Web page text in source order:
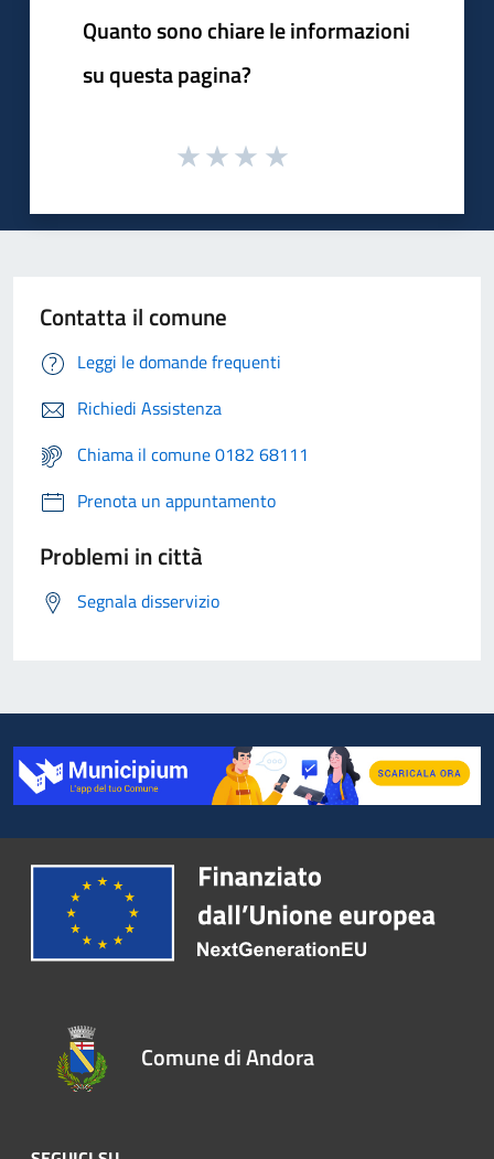
Quanto sono chiare le informazioni
su questa pagina?
Contatta il comune
Leggi le domande frequenti
Richiedi Assistenza
Chiama il comune 0182 68111
Prenota un appuntamento
Problemi in città
Segnala disservizio
Comune di Andora